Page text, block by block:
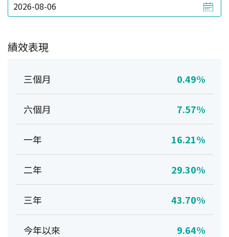
績效表現
三個月 0.49%
六個月 7.57%
一年 16.21%
二年 29.30%
三年 43.70%
今年以來 9.64%